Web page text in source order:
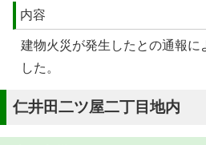
内容
建物火災が発生したとの通報に
した。
仁井田二ツ屋二丁目地内